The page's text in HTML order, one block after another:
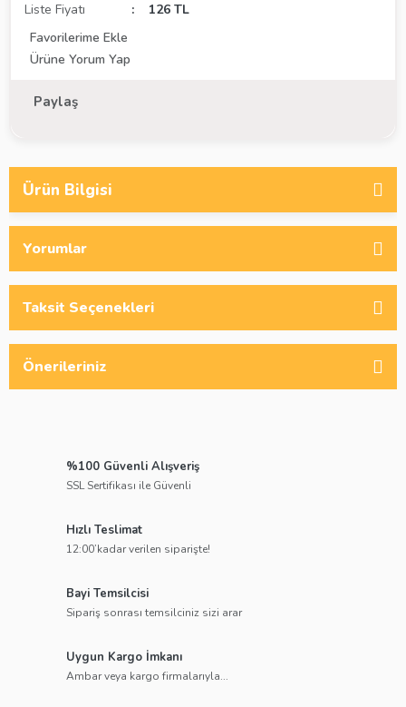
Liste Fiyatı
126 TL
Ürüne Yorum Yap
Paylaş
Ürün Bilgisi
Yorumlar
Taksit Seçenekleri
Önerileriniz
%100 Güvenli Alışveriş
SSL Sertifikası ile Güvenli
Hızlı Teslimat
12:00’kadar verilen siparişte!
Bayi Temsilcisi
Sipariş sonrası temsilciniz sizi arar
Uygun Kargo İmkanı
Ambar veya kargo firmalarıyla...